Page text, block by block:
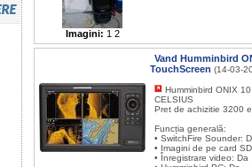
Imagini: 1 2
Vand Humminbird
TouchScreen (14-03-
Humminbird ONIX
CELSIUS
Pret de achizitie 3200
Funcția generală:
• SwitchFire Sounder:
• Imagini de pe card
• Înregistrare video: Da